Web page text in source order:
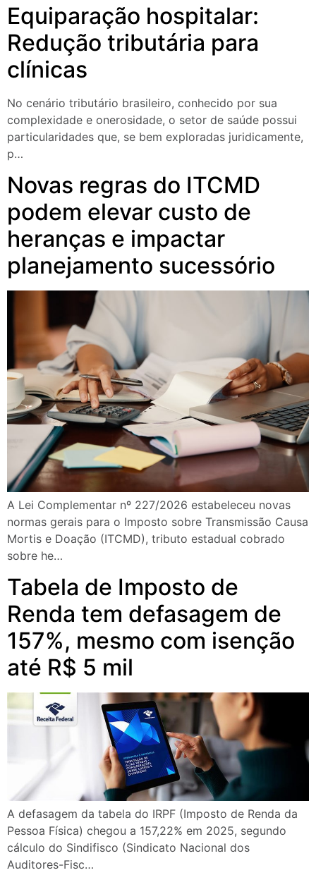
Equiparação hospitalar:
Redução tributária para
clínicas
No cenário tributário brasileiro, conhecido por sua
complexidade e onerosidade, o setor de saúde possui
particularidades que, se bem exploradas juridicamente,
p…
Novas regras do ITCMD
podem elevar custo de
heranças e impactar
planejamento sucessório
A Lei Complementar nº 227/2026 estabeleceu novas
normas gerais para o Imposto sobre Transmissão Causa
Mortis e Doação (ITCMD), tributo estadual cobrado
sobre he…
Tabela de Imposto de
Renda tem defasagem de
157%, mesmo com isenção
até R$ 5 mil
A defasagem da tabela do IRPF (Imposto de Renda da
Pessoa Física) chegou a 157,22% em 2025, segundo
cálculo do Sindifisco (Sindicato Nacional dos
Auditores-Fisc…